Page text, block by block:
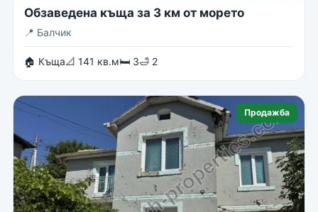
Обзаведена къща за 3 км от морето
📍 Балчик
🏠 Къща📐 141 кв.м🛏 3🛁 2
Продажба